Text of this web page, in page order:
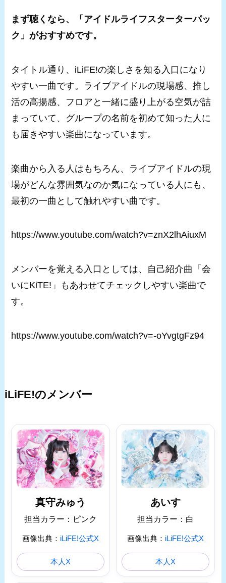
まず聴くなら、「アイドルライフスターターパッ
ク」がおすすめです。
タイトル通り、iLiFE!の楽しさを知る入口になり
やすい一曲です。ライブアイドルの現場感、推し
活の高揚感、フロアと一緒に盛り上がる空気が詰
まっていて、グループの名前を初めて知った人に
も届きやすい楽曲になっています。
楽曲から入る人はもちろん、ライブアイドルの現
場がどんな雰囲気なのか気になっている人にも、
最初の一曲として触れやすい曲です。
https://www.youtube.com/watch?v=znX2lhAiuxM
メンバーを覚える入口としては、自己紹介曲「会
いにKiTE!」もあわせてチェックしやすい楽曲で
す。
https://www.youtube.com/watch?v=-oYvgtgFz94
iLiFE!のメンバー
真守みゅう
担当カラー：ピンク
画像出典： iLiFE!公式X
本人X
あいす
担当カラー：白
画像出典： iLiFE!公式X
本人X